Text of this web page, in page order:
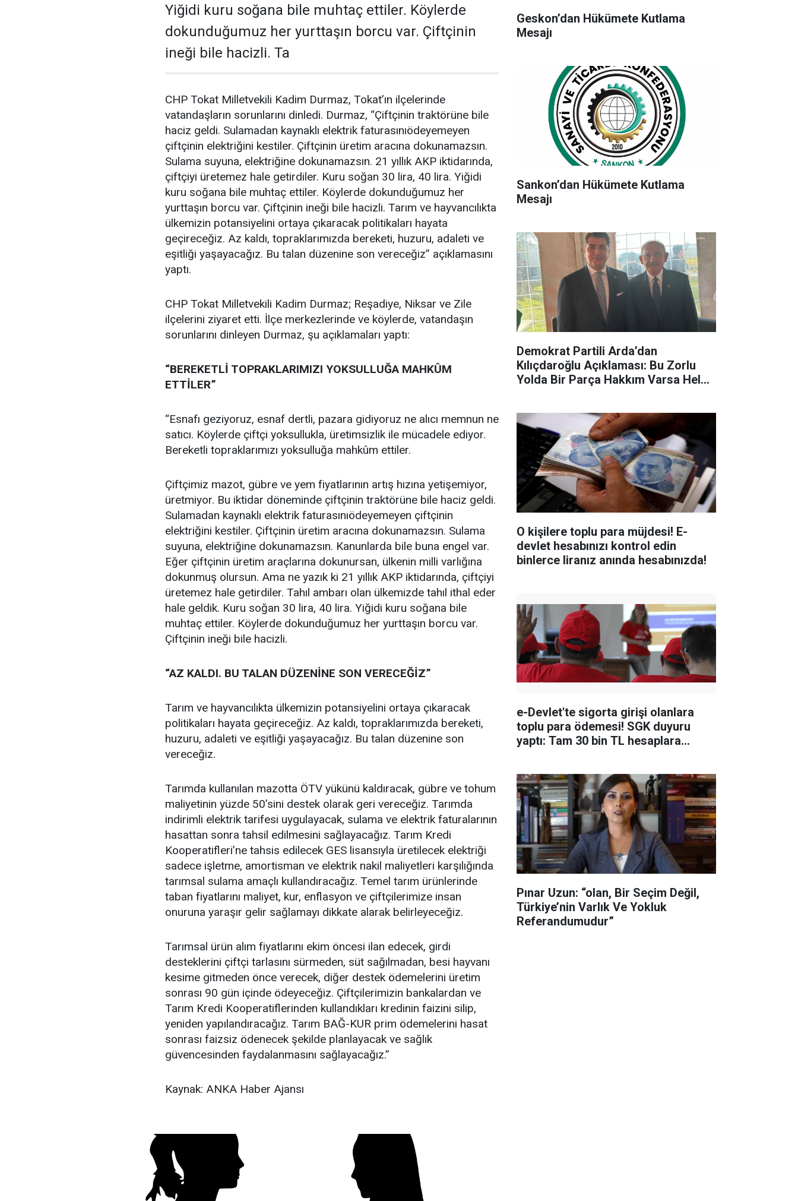
Yiğidi kuru soğana bile muhtaç ettiler. Köylerde
dokunduğumuz her yurttaşın borcu var. Çiftçinin
ineği bile hacizli. Ta
CHP Tokat Milletvekili Kadim Durmaz, Tokat’ın ilçelerinde
vatandaşların sorunlarını dinledi. Durmaz, “Çiftçinin traktörüne bile
haciz geldi. Sulamadan kaynaklı elektrik faturasınıödeyemeyen
çiftçinin elektriğini kestiler. Çiftçinin üretim aracına dokunamazsın.
Sulama suyuna, elektriğine dokunamazsın. 21 yıllık AKP iktidarında,
çiftçiyi üretemez hale getirdiler. Kuru soğan 30 lira, 40 lira. Yiğidi
kuru soğana bile muhtaç ettiler. Köylerde dokunduğumuz her
yurttaşın borcu var. Çiftçinin ineği bile hacizli. Tarım ve hayvancılıkta
ülkemizin potansiyelini ortaya çıkaracak politikaları hayata
geçireceğiz. Az kaldı, topraklarımızda bereketi, huzuru, adaleti ve
eşitliği yaşayacağız. Bu talan düzenine son vereceğiz” açıklamasını
yaptı.
CHP Tokat Milletvekili Kadim Durmaz; Reşadiye, Niksar ve Zile
ilçelerini ziyaret etti. İlçe merkezlerinde ve köylerde, vatandaşın
sorunlarını dinleyen Durmaz, şu açıklamaları yaptı:
“BEREKETLİ TOPRAKLARIMIZI YOKSULLUĞA MAHKÛM
ETTİLER”
“Esnafı geziyoruz, esnaf dertli, pazara gidiyoruz ne alıcı memnun ne
satıcı. Köylerde çiftçi yoksullukla, üretimsizlik ile mücadele ediyor.
Bereketli topraklarımızı yoksulluğa mahkûm ettiler.
Çiftçimiz mazot, gübre ve yem fiyatlarının artış hızına yetişemiyor,
üretmiyor. Bu iktidar döneminde çiftçinin traktörüne bile haciz geldi.
Sulamadan kaynaklı elektrik faturasınıödeyemeyen çiftçinin
elektriğini kestiler. Çiftçinin üretim aracına dokunamazsın. Sulama
suyuna, elektriğine dokunamazsın. Kanunlarda bile buna engel var.
Eğer çiftçinin üretim araçlarına dokunursan, ülkenin milli varlığına
dokunmuş olursun. Ama ne yazık ki 21 yıllık AKP iktidarında, çiftçiyi
üretemez hale getirdiler. Tahıl ambarı olan ülkemizde tahıl ithal eder
hale geldik. Kuru soğan 30 lira, 40 lira. Yiğidi kuru soğana bile
muhtaç ettiler. Köylerde dokunduğumuz her yurttaşın borcu var.
Çiftçinin ineği bile hacizli.
“AZ KALDI. BU TALAN DÜZENİNE SON VERECEĞİZ”
Tarım ve hayvancılıkta ülkemizin potansiyelini ortaya çıkaracak
politikaları hayata geçireceğiz. Az kaldı, topraklarımızda bereketi,
huzuru, adaleti ve eşitliği yaşayacağız. Bu talan düzenine son
vereceğiz.
Tarımda kullanılan mazotta ÖTV yükünü kaldıracak, gübre ve tohum
maliyetinin yüzde 50’sini destek olarak geri vereceğiz. Tarımda
indirimli elektrik tarifesi uygulayacak, sulama ve elektrik faturalarının
hasattan sonra tahsil edilmesini sağlayacağız. Tarım Kredi
Kooperatifleri’ne tahsis edilecek GES lisansıyla üretilecek elektriği
sadece işletme, amortisman ve elektrik nakil maliyetleri karşılığında
tarımsal sulama amaçlı kullandıracağız. Temel tarım ürünlerinde
taban fiyatlarını maliyet, kur, enflasyon ve çiftçilerimize insan
onuruna yaraşır gelir sağlamayı dikkate alarak belirleyeceğiz.
Tarımsal ürün alım fiyatlarını ekim öncesi ilan edecek, girdi
desteklerini çiftçi tarlasını sürmeden, süt sağılmadan, besi hayvanı
kesime gitmeden önce verecek, diğer destek ödemelerini üretim
sonrası 90 gün içinde ödeyeceğiz. Çiftçilerimizin bankalardan ve
Tarım Kredi Kooperatiflerinden kullandıkları kredinin faizini silip,
yeniden yapılandıracağız. Tarım BAĞ-KUR prim ödemelerini hasat
sonrası faizsiz ödenecek şekilde planlayacak ve sağlık
güvencesinden faydalanmasını sağlayacağız.”
Kaynak: ANKA Haber Ajansı
Geskon’dan Hükümete Kutlama
Mesajı
Sankon’dan Hükümete Kutlama
Mesajı
Demokrat Partili Arda’dan
Kılıçdaroğlu Açıklaması: Bu Zorlu
Yolda Bir Parça Hakkım Varsa Helal
O kişilere toplu para müjdesi! E-
devlet hesabınızı kontrol edin
binlerce liranız anında hesabınızda!
e-Devlet'te sigorta girişi olanlara
toplu para ödemesi! SGK duyuru
yaptı: Tam 30 bin TL hesaplara
Pınar Uzun: “olan, Bir Seçim Değil,
Türkiye’nin Varlık Ve Yokluk
Referandumudur”